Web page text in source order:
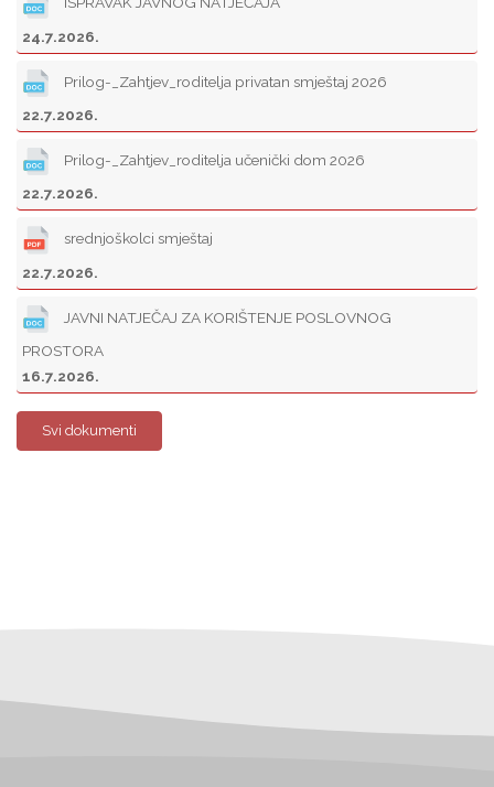
24.7.2026.
Prilog-_Zahtjev_roditelja privatan smještaj 2026
22.7.2026.
Prilog-_Zahtjev_roditelja učenički dom 2026
22.7.2026.
srednjoškolci smještaj
22.7.2026.
JAVNI NATJEČAJ ZA KORIŠTENJE POSLOVNOG
PROSTORA
16.7.2026.
Svi dokumenti